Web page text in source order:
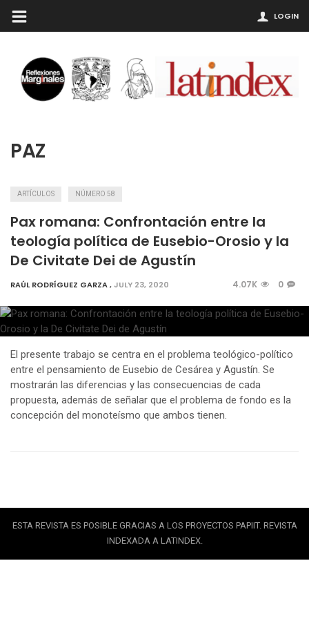
LOGIN
PAZ
ARTÍCULOS NÚMERO 58
Pax romana: Confrontación entre la
teología política de Eusebio-Orosio y la
De Civitate Dei de Agustín
RAÚL RODRÍGUEZ GARZA,JULY 23, 2020 4.07K 0
El presente trabajo se centra en el problema teológico-político
entre el pensamiento de Eusebio de Cesárea y Agustín. Se
mostrarán las diferencias y las consecuencias de cada
propuesta, además de señalar que el problema de fondo es la
concepción del monoteísmo que ambos tienen.
ESTA REVISTA ES POSIBLE GRACIAS A LOS PROYECTOS PAPIIT. REVISTA
INDEXADA A LATINDEX.